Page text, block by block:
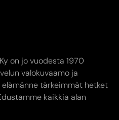
on jo vuodesta 1970
valokuvaamo ja
tärkeimmät hetket
kaikkia alan